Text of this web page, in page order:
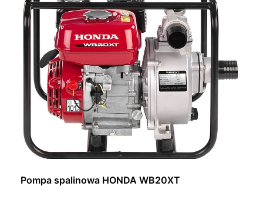
Pompa spalinowa HONDA WB20XT